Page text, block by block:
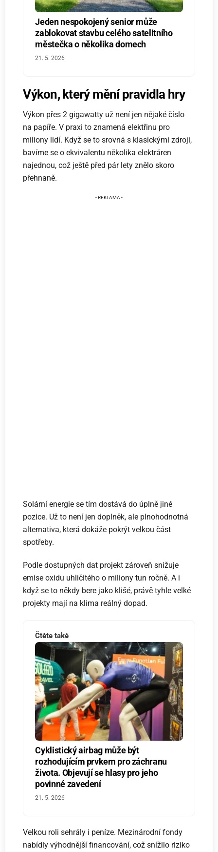
Jeden nespokojený senior může
zablokovat stavbu celého satelitního
městečka o několika domech
21. 5. 2026
Výkon, který mění pravidla hry
Výkon přes 2 gigawatty už není jen nějaké číslo
na papíře. V praxi to znamená elektřinu pro
miliony lidí. Když se to srovná s klasickými zdroji,
bavíme se o ekvivalentu několika elektráren
najednou, což ještě před pár lety znělo skoro
přehnaně.
Solární energie se tím dostává do úplně jiné
pozice. Už to není jen doplněk, ale plnohodnotná
alternativa, která dokáže pokrýt velkou část
spotřeby.
Podle dostupných dat projekt zároveň snižuje
emise oxidu uhličitého o miliony tun ročně. A i
když se to někdy bere jako klišé, právě tyhle velké
projekty mají na klima reálný dopad.
Čtěte také
Cyklistický airbag může být
rozhodujícím prvkem pro záchranu
života. Objevují se hlasy pro jeho
povinné zavedení
21. 5. 2026
Velkou roli sehrály i peníze. Mezinárodní fondy
nabídly výhodnější financování, což snížilo riziko